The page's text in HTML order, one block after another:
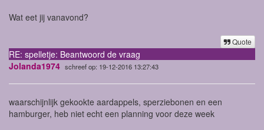
Wat eet jij vanavond?
Quote
RE: spelletje: Beantwoord de vraag
Jolanda1974 schreef op: 19-12-2016 13:27:43
waarschijnlijk gekookte aardappels, sperziebonen en een
hamburger, heb niet echt een planning voor deze week